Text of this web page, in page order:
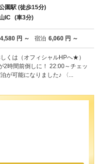
園駅 (徒歩15分)
IC (車3分)
4,580 円 ～ 宿泊 6,060 円 ～
くは（オフィシャルHPへ★）
2時間前倒しに！ 22:00～チェッ
が可能になりました♪ 〈...